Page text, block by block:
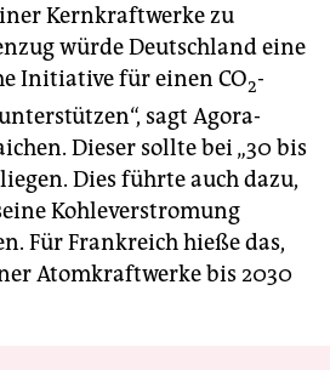
Kernkraftwerke zu
würde Deutschland eine
Initiative für einen CO2-
sagt Agora-
Dieser sollte bei „30 bis
Dies führte auch dazu,
Kohleverstromung
Für Frankreich hieße das,
Atomkraftwerke bis 2030